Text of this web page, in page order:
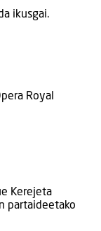
ikusgai.
Royal
Kerejeta
partaideetako